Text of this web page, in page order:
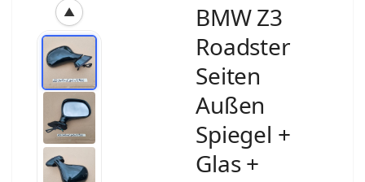
▲
BMW Z3
Roadster
Seiten
Außen
Spiegel +
Glas +